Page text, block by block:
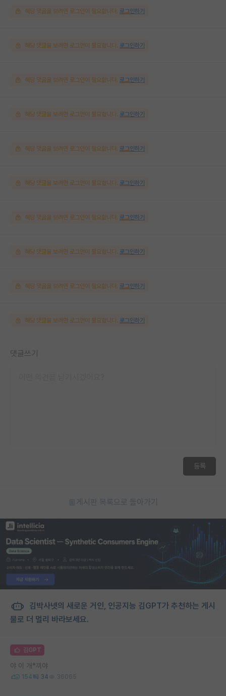
해당 댓글을 보려면 로그인이 필요합니다. 로그인하기
해당 댓글을 보려면 로그인이 필요합니다. 로그인하기
해당 댓글을 보려면 로그인이 필요합니다. 로그인하기
해당 댓글을 보려면 로그인이 필요합니다. 로그인하기
해당 댓글을 보려면 로그인이 필요합니다. 로그인하기
해당 댓글을 보려면 로그인이 필요합니다. 로그인하기
해당 댓글을 보려면 로그인이 필요합니다. 로그인하기
해당 댓글을 보려면 로그인이 필요합니다. 로그인하기
해당 댓글을 보려면 로그인이 필요합니다. 로그인하기
해당 댓글을 보려면 로그인이 필요합니다. 로그인하기
댓글쓰기
등록
게시판 목록으로 돌아가기
김박사넷의 새로운 거인, 인공지능 김GPT가 추천하는 게시
물로 더 멀리 바라보세요.
김GPT
야 이 개*끼야
154 34 36065